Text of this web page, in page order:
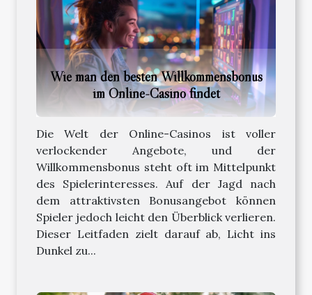
Wie man den besten Willkommensbonus
im Online-Casino findet
Die Welt der Online-Casinos ist voller
verlockender Angebote, und der
Willkommensbonus steht oft im Mittelpunkt
des Spielerinteresses. Auf der Jagd nach
dem attraktivsten Bonusangebot können
Spieler jedoch leicht den Überblick verlieren.
Dieser Leitfaden zielt darauf ab, Licht ins
Dunkel zu...